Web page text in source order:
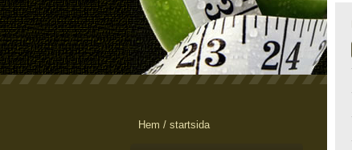
Hem / startsida